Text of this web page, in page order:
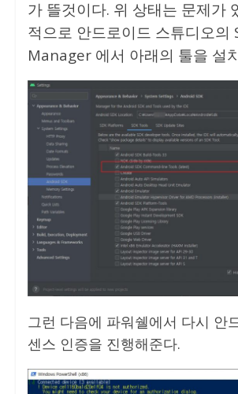
가 뜰것이다. 위 상태는 문제가
적으로 안드로이드 스튜디오의
Manager 에서 아래의 툴을 설
그런 다음에 파워쉘에서 다시 안
센스 인증을 진행해준다.